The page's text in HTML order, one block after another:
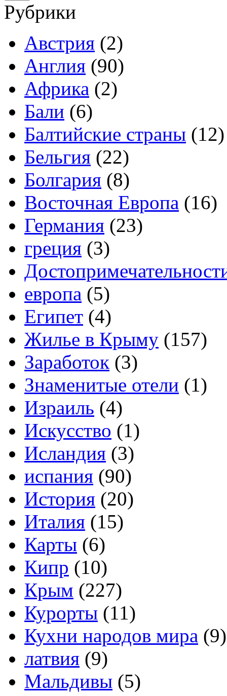
Рубрики
Австрия (2)
Англия (90)
Африка (2)
Бали (6)
Балтийские страны (12)
Бельгия (22)
Болгария (8)
Восточная Европа (16)
Германия (23)
греция (3)
европа (5)
Египет (4)
Жилье в Крыму (157)
Заработок (3)
Знаменитые отели (1)
Израиль (4)
Искусство (1)
Исландия (3)
испания (90)
История (20)
Италия (15)
Карты (6)
Кипр (10)
Крым (227)
Курорты (11)
Кухни народов мира (9)
латвия (9)
Мальдивы (5)